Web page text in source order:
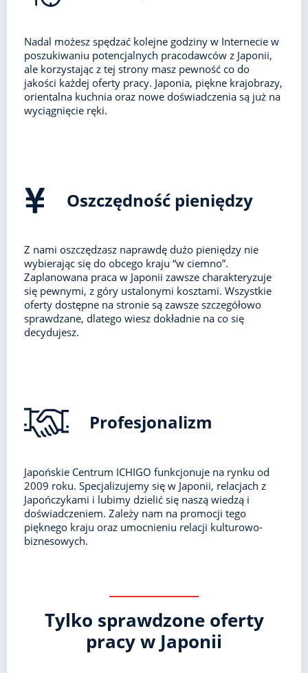
Nadal możesz spędzać kolejne godziny w Internecie w
poszukiwaniu potencjalnych pracodawców z Japonii,
ale korzystając z tej strony masz pewność co do
jakości każdej oferty pracy. Japonia, piękne krajobrazy,
orientalna kuchnia oraz nowe doświadczenia są już na
wyciągnięcie ręki.
Oszczędność pieniędzy
Z nami oszczędzasz naprawdę dużo pieniędzy nie
wybierając się do obcego kraju “w ciemno”.
Zaplanowana praca w Japonii zawsze charakteryzuje
się pewnymi, z góry ustalonymi kosztami. Wszystkie
oferty dostępne na stronie są zawsze szczegółowo
sprawdzane, dlatego wiesz dokładnie na co się
decydujesz.
Profesjonalizm
Japońskie Centrum ICHIGO funkcjonuje na rynku od
2009 roku. Specjalizujemy się w Japonii, relacjach z
Japończykami i lubimy dzielić się naszą wiedzą i
doświadczeniem. Zależy nam na promocji tego
pięknego kraju oraz umocnieniu relacji kulturowo-
biznesowych.
Tylko sprawdzone oferty
pracy w Japonii